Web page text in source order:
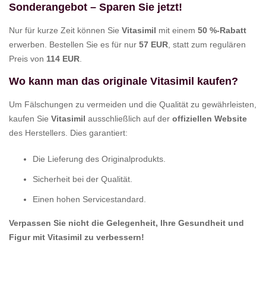
Sonderangebot – Sparen Sie jetzt!
Nur für kurze Zeit können Sie Vitasimil mit einem 50 %-Rabatt
erwerben. Bestellen Sie es für nur 57 EUR , statt zum regulären
Preis von 114 EUR
Wo kann man das originale Vitasimil kaufen?
Um Fälschungen zu vermeiden und die Qualität zu gewährleisten,
kaufen Sie Vitasimil ausschließlich auf der offiziellen Website
des Herstellers. Dies garantiert:
Die Lieferung des Originalprodukts.
Sicherheit bei der Qualität.
Einen hohen Servicestandard.
Verpassen Sie nicht die Gelegenheit, Ihre Gesundheit und
Figur mit Vitasimil zu verbessern!